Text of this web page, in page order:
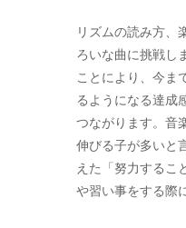
リズムの読み方、
ろいな曲に挑戦し
ことにより、今ま
るようになる達成
つながります。音
伸びる子が多いと
えた「努力するこ
や習い事をする際